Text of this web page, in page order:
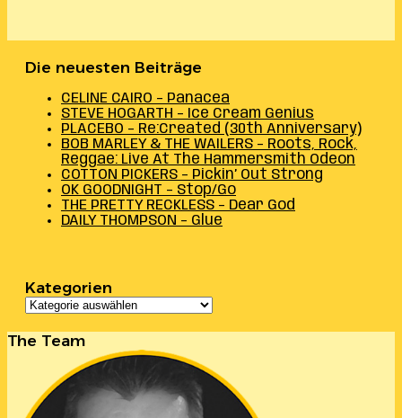
Die neuesten Beiträge
CELINE CAIRO – Panacea
STEVE HOGARTH – Ice Cream Genius
PLACEBO – Re:Created (30th Anniversary)
BOB MARLEY & THE WAILERS – Roots, Rock,
Reggae: Live At The Hammersmith Odeon
COTTON PICKERS – Pickin’ Out Strong
OK GOODNIGHT – Stop/Go
THE PRETTY RECKLESS – Dear God
DAILY THOMPSON – Glue
Kategorien
Kategorien
The Team